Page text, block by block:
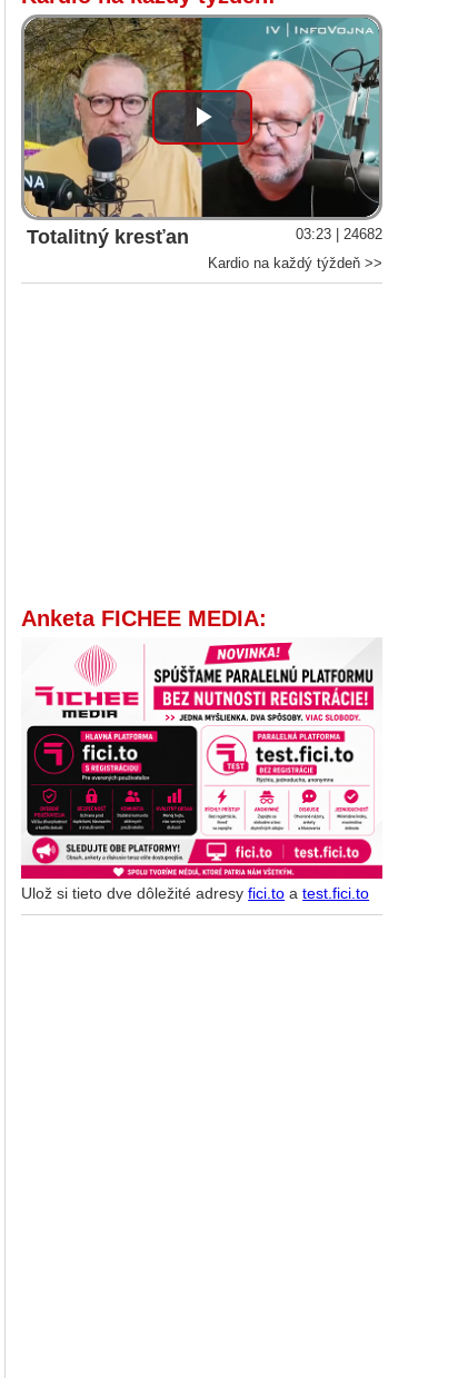
Play
Video
Totalitný kresťan
03:23 | 24682
Kardio na každý týždeň >>
Anketa FICHEE MEDIA:
Ulož si tieto dve dôležité adresyfici.to atest.fici.to